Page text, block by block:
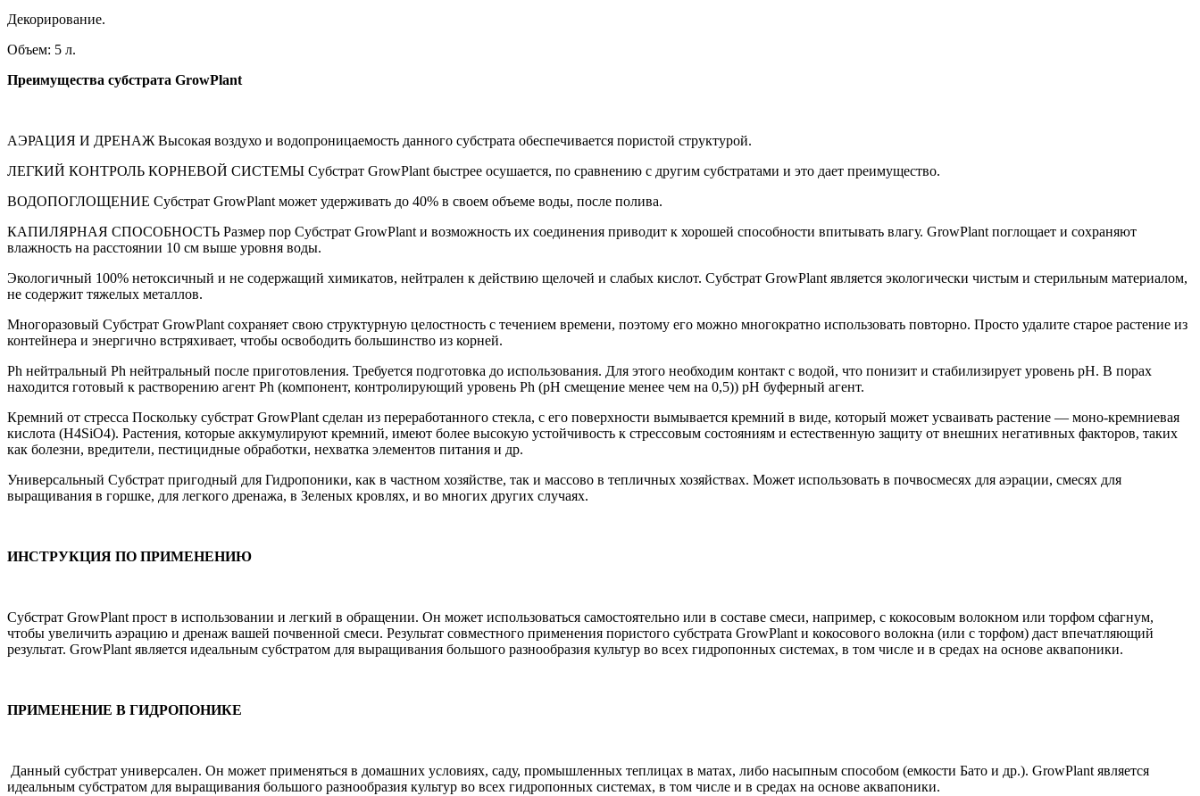
Декорирование.
Объем: 5 л.
Преимущества субстрата GrowPlant
АЭРАЦИЯ И ДРЕНАЖ Высокая воздухо и водопроницаемость данного субстрата обеспечивается пористой структурой.
ЛЕГКИЙ КОНТРОЛЬ КОРНЕВОЙ СИСТЕМЫ Субстрат GrowPlant быстрее осушается, по сравнению с другим субстратами и это дает преимущество.
ВОДОПОГЛОЩЕНИЕ Субстрат GrowPlant может удерживать до 40% в своем объеме воды, после полива.
КАПИЛЯРНАЯ СПОСОБНОСТЬ Размер пор Субстрат GrowPlant и возможность их соединения приводит к хорошей способности впитывать влагу. GrowPlant поглощает и сохраняют
влажность на расстоянии 10 см выше уровня воды.
Экологичный 100% нетоксичный и не содержащий химикатов, нейтрален к действию щелочей и слабых кислот. Субстрат GrowPlant является экологически чистым и стерильным материалом,
не содержит тяжелых металлов.
Многоразовый Субстрат GrowPlant сохраняет свою структурную целостность с течением времени, поэтому его можно многократно использовать повторно. Просто удалите старое растение из
контейнера и энергично встряхивает, чтобы освободить большинство из корней.
Ph нейтральный Ph нейтральный после приготовления. Требуется подготовка до использования. Для этого необходим контакт с водой, что понизит и стабилизирует уровень pH. В порах
находится готовый к растворению агент Ph (компонент, контролирующий уровень Ph (рН смещение менее чем на 0,5)) рН буферный агент.
Кремний от стресса Поскольку субстрат GrowPlant сделан из переработанного стекла, с его поверхности вымывается кремний в виде, который может усваивать растение — моно-кремниевая
кислота (H4SiO4). Растения, которые аккумулируют кремний, имеют более высокую устойчивость к стрессовым состояниям и естественную защиту от внешних негативных факторов, таких
как болезни, вредители, пестицидные обработки, нехватка элементов питания и др.
Универсальный Субстрат пригодный для Гидропоники, как в частном хозяйстве, так и массово в тепличных хозяйствах. Может использовать в почвосмесях для аэрации, смесях для
выращивания в горшке, для легкого дренажа, в Зеленых кровлях, и во многих других случаях.
ИНСТРУКЦИЯ ПО ПРИМЕНЕНИЮ
Субстрат GrowPlant прост в использовании и легкий в обращении. Он может использоваться самостоятельно или в составе смеси, например, с кокосовым волокном или торфом сфагнум,
чтобы увеличить аэрацию и дренаж вашей почвенной смеси. Результат совместного применения пористого субстрата GrowPlant и кокосового волокна (или с торфом) даст впечатляющий
результат. GrowPlant является идеальным субстратом для выращивания большого разнообразия культур во всех гидропонных системах, в том числе и в средах на основе аквапоники.
ПРИМЕНЕНИЕ В ГИДРОПОНИКЕ
Данный субстрат универсален. Он может применяться в домашних условиях, саду, промышленных теплицах в матах, либо насыпным способом (емкости Бато и др.). GrowPlant является
идеальным субстратом для выращивания большого разнообразия культур во всех гидропонных системах, в том числе и в средах на основе аквапоники.